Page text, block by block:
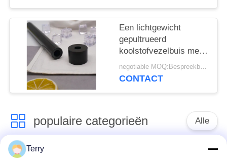
Een lichtgewicht
gepultrueerd
koolstofvezelbuis met
een hoge lengtesterkte
en
negotiable MOQ:Bespreekbaar
CONTACT
populaire categorieën Alle
De buis van de
Terry